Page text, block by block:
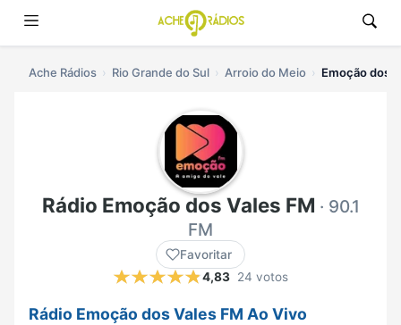
Ache Rádios Rio Grande do Sul Arroio do Meio Emoção dos
Rádio Emoção dos Vales FM · 90.1
FM
Favoritar
4,83 24 votos
Rádio Emoção dos Vales FM Ao Vivo